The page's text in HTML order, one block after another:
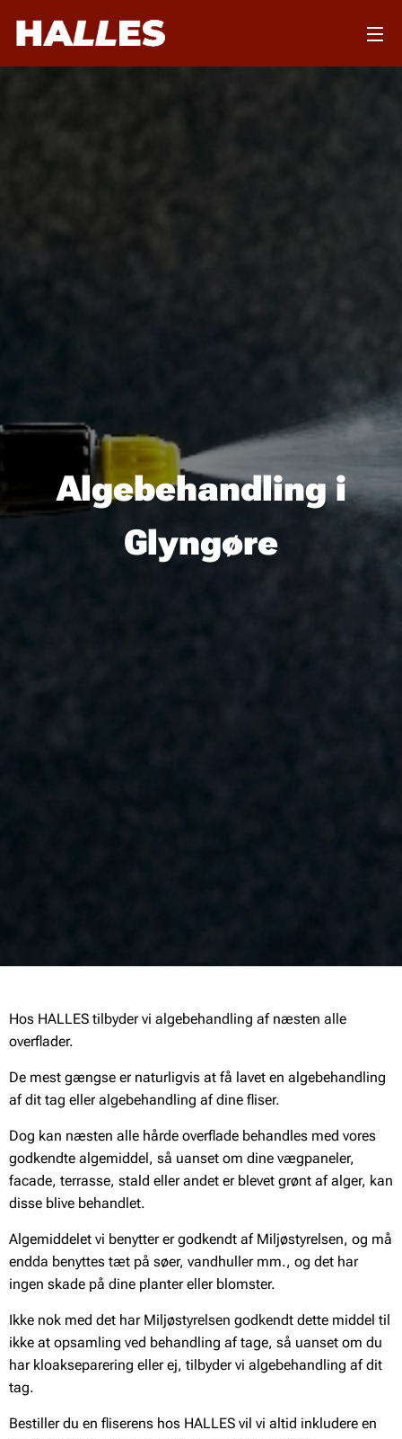
Algebehandling i
Glyngøre
Hos HALLES tilbyder vi algebehandling af næsten alle
overflader.
De mest gængse er naturligvis at få lavet en algebehandling
af dit tag eller algebehandling af dine fliser.
Dog kan næsten alle hårde overflade behandles med vores
godkendte algemiddel, så uanset om dine vægpaneler,
facade, terrasse, stald eller andet er blevet grønt af alger, kan
disse blive behandlet.
Algemiddelet vi benytter er godkendt af Miljøstyrelsen, og må
endda benyttes tæt på søer, vandhuller mm., og det har
ingen skade på dine planter eller blomster.
Ikke nok med det har Miljøstyrelsen godkendt dette middel til
ikke at opsamling ved behandling af tage, så uanset om du
har kloakseparering eller ej, tilbyder vi algebehandling af dit
tag.
Bestiller du en fliserens hos HALLES vil vi altid inkludere en